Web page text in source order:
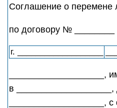
Соглашение о перемене
по договору № ________
г. ___________________
___________________,
в
___________________,